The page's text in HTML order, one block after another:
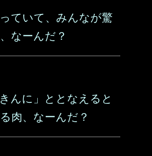
ていて、みんなが驚
なーんだ？
んに」ととなえると
肉、なーんだ？